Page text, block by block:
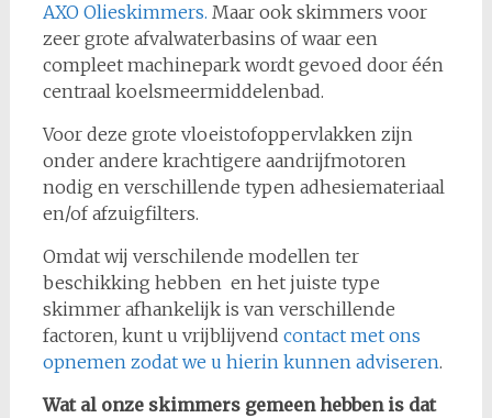
AXO Olieskimmers. Maar ook skimmers voor
zeer grote afvalwaterbasins of waar een
compleet machinepark wordt gevoed door één
centraal koelsmeermiddelenbad.
Voor deze grote vloeistofoppervlakken zijn
onder andere krachtigere aandrijfmotoren
nodig en verschillende typen adhesiemateriaal
en/of afzuigfilters.
Omdat wij verschilende modellen ter
beschikking hebben en het juiste type
skimmer afhankelijk is van verschillende
factoren, kunt u vrijblijvend contact met ons
opnemen zodat we u hierin kunnen adviseren.
Wat al onze skimmers gemeen hebben is dat